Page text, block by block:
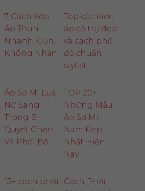
7 Cách Xếp
Áo Thun
Nhanh, Gọn,
Không Nhăn
Top các kiểu
áo cổ trụ đẹp
và cách phối
đồ chuẩn
stylist
Áo Sơ Mi Lụa
Nữ Sang
Trọng Bí
Quyết Chọn
Và Phối Đồ
TOP 20+
Những Mẫu
Áo Sơ Mi
Nam Đẹp
Nhất Hiện
Nay
15+ cách phối
Cách Phối